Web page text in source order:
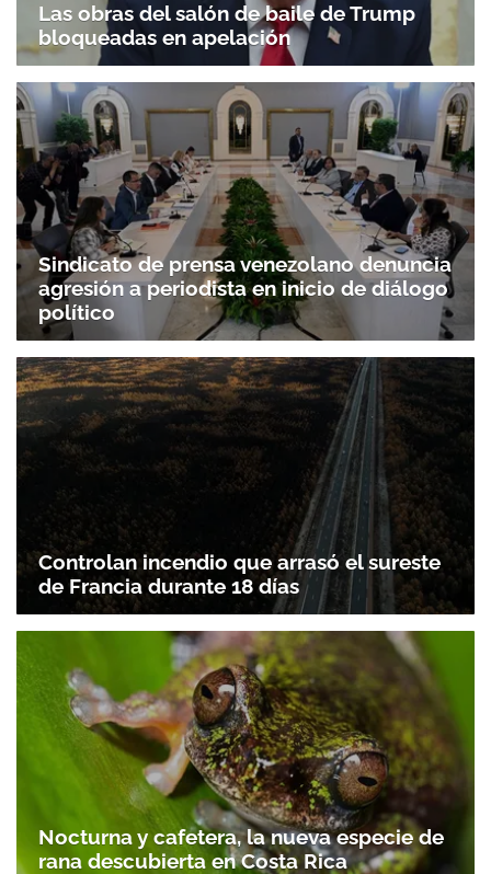
Las obras del salón de baile de Trump
bloqueadas en apelación
Sindicato de prensa venezolano denuncia
agresión a periodista en inicio de diálogo
político
Controlan incendio que arrasó el sureste
de Francia durante 18 días
Nocturna y cafetera, la nueva especie de
rana descubierta en Costa Rica